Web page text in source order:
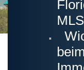
Staatl. gepr.
(Accredited Cape
MLS
beim